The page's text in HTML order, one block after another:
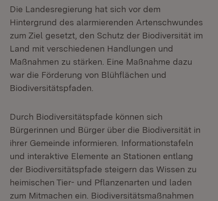
Die Landesregierung hat sich vor dem
Hintergrund des alarmierenden Artenschwundes
zum Ziel gesetzt, den Schutz der Biodiversität im
Land mit verschiedenen Handlungen und
Maßnahmen zu stärken. Eine Maßnahme dazu
war die Förderung von Blühflächen und
Biodiversitätspfaden.
Durch Biodiversitätspfade können sich
Bürgerinnen und Bürger über die Biodiversität in
ihrer Gemeinde informieren. Informationstafeln
und interaktive Elemente an Stationen entlang
der Biodiversitätspfade steigern das Wissen zu
heimischen Tier- und Pflanzenarten und laden
zum Mitmachen ein. Biodiversitätsmaßnahmen